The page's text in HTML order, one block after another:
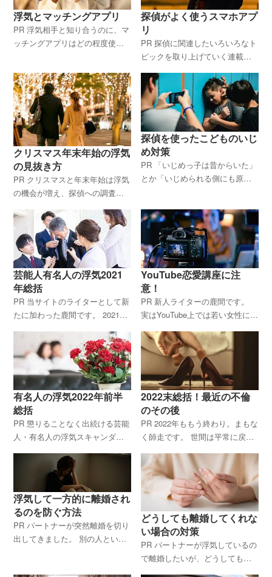
浮気とマッチングアプリ
PR 浮気相手と知り合うのに、マ
ッチングアプリはどの程度使わ
どうすればいいか？ そうしたト
ピックについてお話します。
探偵がよく使うスマホアプ
リ
PR 探偵に関連したいろいろなト
ピックを取り上げていく連載記
プリを調査に役立てているの
か？ 本日のテーマはこれです。
浮気調査の全知識＋お
クリスマス年末年始の浮気
の見抜き方
PR クリスマスと年末年始は浮気
の機会が増え、探偵への調査依
パートナーの不審な行動にやき
もきしている人も多いでしょ
う。 MJリサーチの若梅探偵がこ
の
探偵を使ったこどものいじ
め対策
PR 「いじめっ子は昔からいた」
とか「いじめられる側にも原因
です。 本当に陰湿で凄惨な行為
が行われるようになっており、
自殺や殺人
芸能人有名人の浮気2021
年総括
PR 当サイトのライターとして新
たに加わった鹿間です。 2021年
ます。 昨年、世間を賑せた芸能
人・有名人の浮気スキャンダル
を簡単にまとめてみました
YouTube恋愛講座に注
意！
PR 新人ライターの鹿間です。
実はYouTube上では若い女性にモ
えてきている。 恋愛について講
義をするのは、結婚回数が多い
女性、銀座のホステスとし
有名人の浮気2022年前半
総括
PR 懲りることなく出続ける芸能
人・有名人の浮気スキャンダ
そうでなかなか明けなかった今
年の前半は、スポーツ選手が多
かったようです。 当サイト専属
ライ
2022末総括！最近の不倫
のその後
PR 2022年ももう終わり。まもな
く師走です。 世間は平常に戻り
でコロナ第８波が徐々に迫って
いるようにも見えます。 何度も
ぶりかえすコロナに翻弄され
浮気して一方的に離婚され
るのを防ぐ方法
PR パートナーが突然離婚を切り
出してきました。 別の人といっ
どうしても離婚してくれな
い場合の対策
PR パートナーが浮気しているの
で離婚したいが、どうしても別